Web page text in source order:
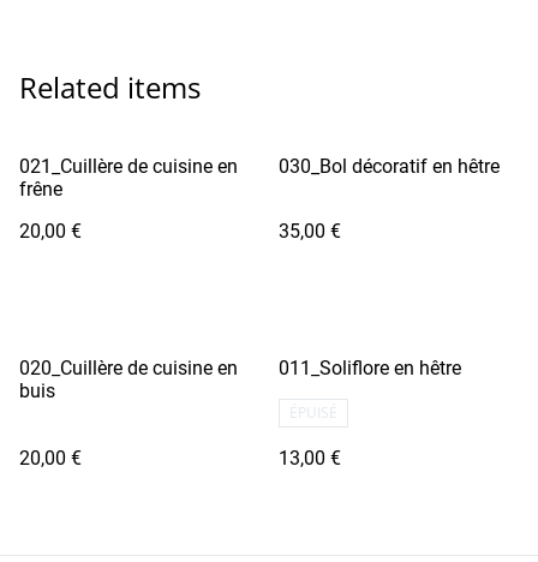
Related items
021_Cuillère de cuisine en
frêne
20,00 €
030_Bol décoratif en hêtre
35,00 €
020_Cuillère de cuisine en
buis
20,00 €
011_Soliflore en hêtre
ÉPUISÉ
13,00 €